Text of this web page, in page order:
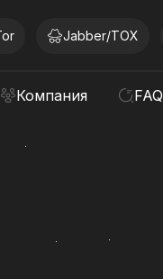
Jabber/TOX
Компания FAQ